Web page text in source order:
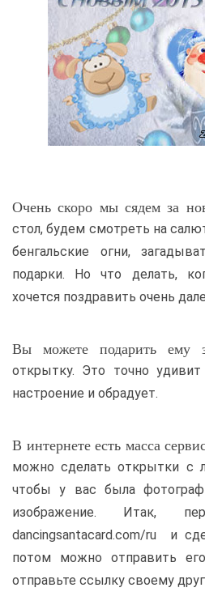
Очень скоро мы сядем за
стол, будем смотреть на
бенгальские огни,
подарки. Но что делать,
хочется поздравить очень
Вы можете подарить ему
открытку. Это точно
настроение и обрадует.
В интернете есть масса
можно сделать открытки с
чтобы у вас была
изображение. Итак,
dancingsantacard.com/ru и
потом можно отправить
отправьте ссылку своему